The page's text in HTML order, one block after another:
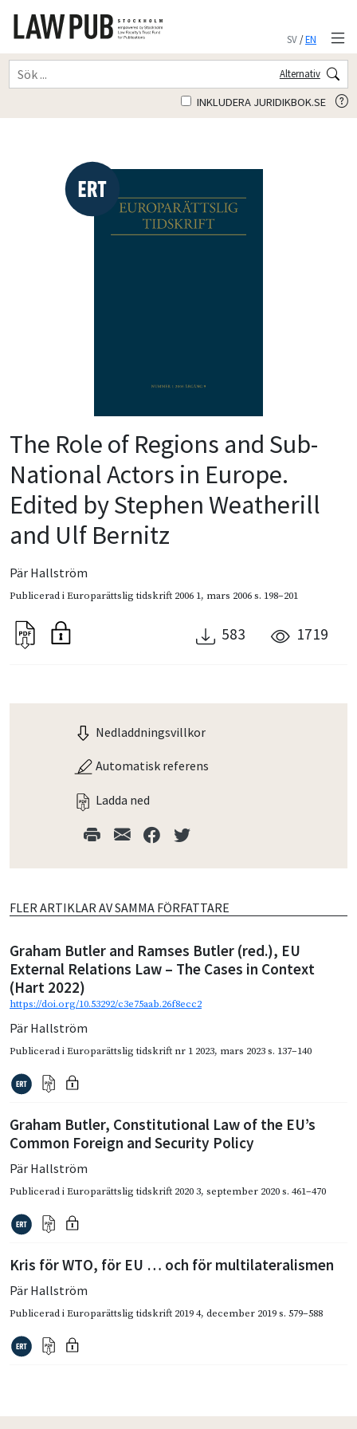
SV/EN
Alternativ
INKLUDERA JURIDIKBOK.SE
The Role of Regions and Sub-
National Actors in Europe.
Edited by Stephen Weatherill
and Ulf Bernitz
Pär Hallström
Publicerad iEuroparättslig tidskrift 2006 1, mars 2006s. 198–201
583 1719
Nedladdningsvillkor
Automatisk referens
Ladda ned
FLER ARTIKLAR AV SAMMA FÖRFATTARE
Graham Butler and Ramses Butler (red.), EU
External Relations Law – The Cases in Context
(Hart 2022)
https://doi.org/10.53292/c3e75aab.26f8ecc2
Pär Hallström
Publicerad iEuroparättslig tidskrift nr 1 2023, mars 2023s. 137–140
Graham Butler, Constitutional Law of the EU’s
Common Foreign and Security Policy
Pär Hallström
Publicerad iEuroparättslig tidskrift 2020 3, september 2020s. 461–470
Kris för WTO, för EU … och för multilateralismen
Pär Hallström
Publicerad iEuroparättslig tidskrift 2019 4, december 2019s. 579–588